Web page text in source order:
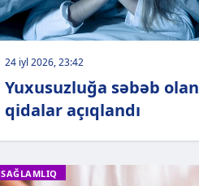
24 iyl 2026, 23:42
Yuxusuzluğa səbəb olan
qidalar açıqlandı
SAĞLAMLIQ